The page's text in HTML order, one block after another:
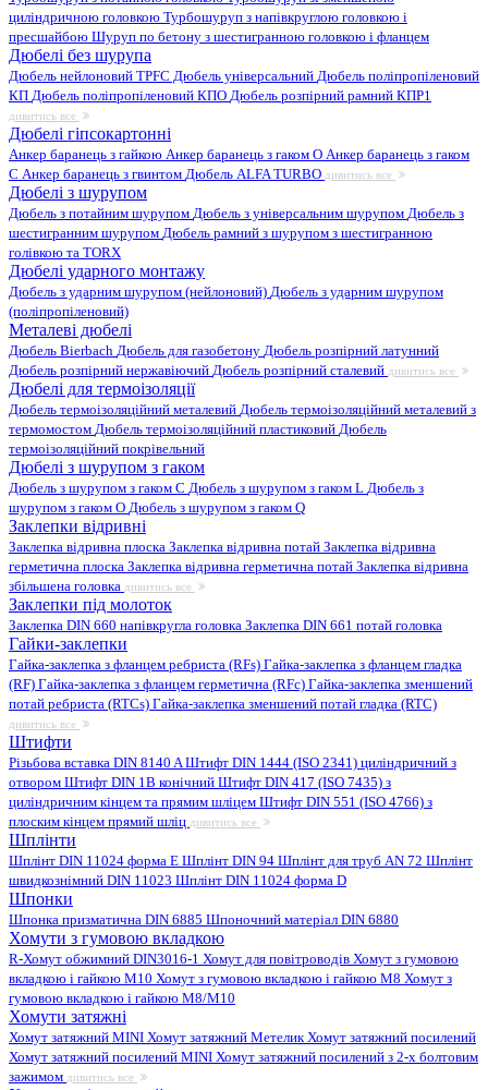
циліндричною головкою Турбошуруп з напівкруглою головкою і
пресшайбою Шуруп по бетону з шестигранною головкою і фланцем
Дюбелі без шурупа
Дюбель нейлоновий TPFC Дюбель універсальний Дюбель поліпропіленовий
КП Дюбель поліпропіленовий КПО Дюбель розпірний рамний КПР1
дивитись все
Дюбелі гіпсокартонні
Анкер баранець з гайкою Анкер баранець з гаком O Анкер баранець з гаком
С Анкер баранець з гвинтом Дюбель ALFA TURBO дивитись все
Дюбелі з шурупом
Дюбель з потайним шурупом Дюбель з універсальним шурупом Дюбель з
шестигранним шурупом Дюбель рамний з шурупом з шестигранною
голівкою та TORX
Дюбелі ударного монтажу
Дюбель з ударним шурупом (нейлоновий) Дюбель з ударним шурупом
(поліпропіленовий)
Металеві дюбелі
Дюбель Bierbach Дюбель для газобетону Дюбель розпірний латунний
Дюбель розпірний нержавіючий Дюбель розпірний сталевий дивитись все
Дюбелі для термоізоляції
Дюбель термоізоляційний металевий Дюбель термоізоляційний металевий з
термомостом Дюбель термоізоляційний пластиковий Дюбель
термоізоляційний покрівельний
Дюбелі з шурупом з гаком
Дюбель з шурупом з гаком C Дюбель з шурупом з гаком L Дюбель з
шурупом з гаком O Дюбель з шурупом з гаком Q
Заклепки відривні
Заклепка відривна плоска Заклепка відривна потай Заклепка відривна
герметична плоска Заклепка відривна герметична потай Заклепка відривна
збільшена головка дивитись все
Заклепки під молоток
Заклепка DIN 660 напівкругла головка Заклепка DIN 661 потай головка
Гайки-заклепки
Гайка-заклепка з фланцем ребриста (RFs) Гайка-заклепка з фланцем гладка
(RF) Гайка-заклепка з фланцем герметична (RFc) Гайка-заклепка зменшений
потай ребриста (RTCs) Гайка-заклепка зменшений потай гладка (RTC)
дивитись все
Штифти
Різьбова вставка DIN 8140 AШтифт DIN 1444 (ISO 2341) циліндричний з
отвором Штифт DIN 1B конічний Штифт DIN 417 (ISO 7435) з
циліндричним кінцем та прямим шліцем Штифт DIN 551 (ISO 4766) з
плоским кінцем прямий шліц дивитись все
Шплінти
Шплінт DIN 11024 форма E Шплінт DIN 94 Шплінт для труб AN 72 Шплінт
швидкознімний DIN 11023 Шплінт DIN 11024 форма D
Шпонки
Шпонка призматична DIN 6885 Шпоночний матеріал DIN 6880
Хомути з гумовою вкладкою
R-Хомут обжимний DIN3016-1 Хомут для повітроводів Хомут з гумовою
вкладкою і гайкою M10 Хомут з гумовою вкладкою і гайкою M8 Хомут з
гумовою вкладкою і гайкою М8/M10
Хомути затяжні
Хомут затяжний MINI Хомут затяжний МетеликХомут затяжний посилений
Хомут затяжний посилений MINI Хомут затяжний посилений з 2-х болтовим
зажимом дивитись все